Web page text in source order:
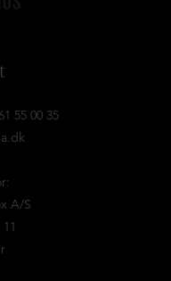
55 00 35
A/S